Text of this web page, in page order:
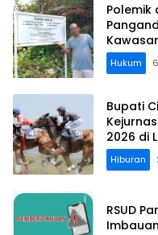
Polemik
Hukum
Bupati
2026 di
Hiburan
RSUD